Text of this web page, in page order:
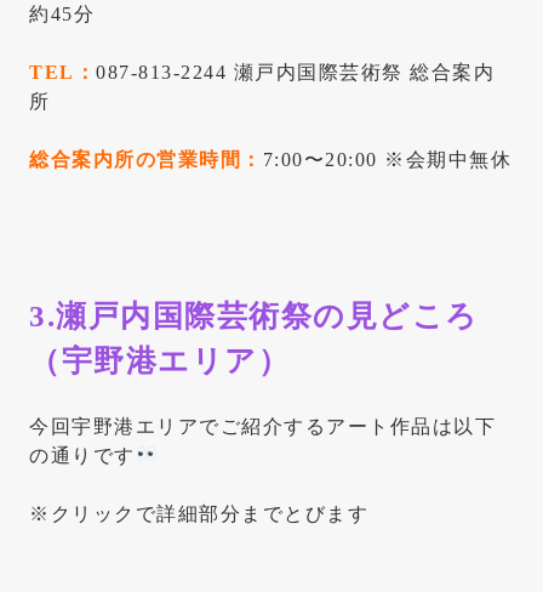
約45分
TEL： 087-813-2244 瀬戸内国際芸術祭 総合案内
所
総合案内所の営業時間： 7:00〜20:00 ※会期中無休
3.瀬戸内国際芸術祭の見どころ
（宇野港エリア）
今回宇野港エリアでご紹介するアート作品は以下
の通りです
※クリックで詳細部分までとびます